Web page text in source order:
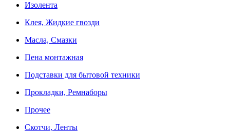
Изолента
Клея, Жидкие гвозди
Масла, Смазки
Пена монтажная
Подставки для бытовой техники
Прокладки, Ремнаборы
Прочее
Скотчи, Ленты